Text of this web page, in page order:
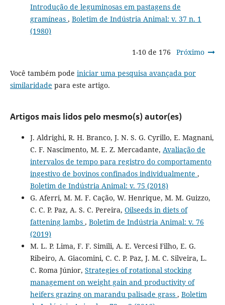
Introdução de leguminosas em pastagens de
gramíneas , Boletim de Indústria Animal: v. 37 n. 1
(1980)
1-10 de 176 Próximo
Você também pode iniciar uma pesquisa avançada por
similaridade para este artigo.
Artigos mais lidos pelo mesmo(s) autor(es)
J. Aldrighi, R. H. Branco, J. N. S. G. Cyrillo, E. Magnani,
C. F. Nascimento, M. E. Z. Mercadante, Avaliação de
intervalos de tempo para registro do comportamento
ingestivo de bovinos confinados individualmente ,
Boletim de Indústria Animal: v. 75 (2018)
G. Aferri, M. M. F. Cação, W. Henrique, M. M. Guizzo,
C. C. P. Paz, A. S. C. Pereira, Oilseeds in diets of
fattening lambs , Boletim de Indústria Animal: v. 76
(2019)
M. L. P. Lima, F. F. Simili, A. E. Vercesi Filho, E. G.
Ribeiro, A. Giacomini, C. C. P. Paz, J. M. C. Silveira, L.
C. Roma Júnior, Strategies of rotational stocking
management on weight gain and productivity of
heifers grazing on marandu palisade grass , Boletim